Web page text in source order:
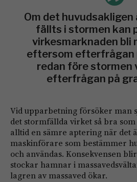
Om det huvudsakligen
fällts i stormen kan
virkesmarknaden bli
eftersom efterfrågan
redan före stormen
efterfrågan på
Vid upparbetning försöker man
det stormfällda virket så bra
alltid en sämre aptering när det
maskinförare som bestämmer
och användas. Konsekvensen
stockar hamnar i
lagren av massaved ökar.